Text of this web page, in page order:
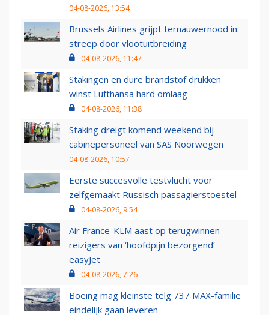
04-08-2026, 13:54
Brussels Airlines grijpt ternauwernood in:
streep door vlootuitbreiding
04-08-2026, 11:47
Stakingen en dure brandstof drukken
winst Lufthansa hard omlaag
04-08-2026, 11:38
Staking dreigt komend weekend bij
cabinepersoneel van SAS Noorwegen
04-08-2026, 10:57
Eerste succesvolle testvlucht voor
zelfgemaakt Russisch passagierstoestel
04-08-2026, 9:54
Air France-KLM aast op terugwinnen
reizigers van ‘hoofdpijn bezorgend’
easyJet
04-08-2026, 7:26
Boeing mag kleinste telg 737 MAX-familie
eindelijk gaan leveren